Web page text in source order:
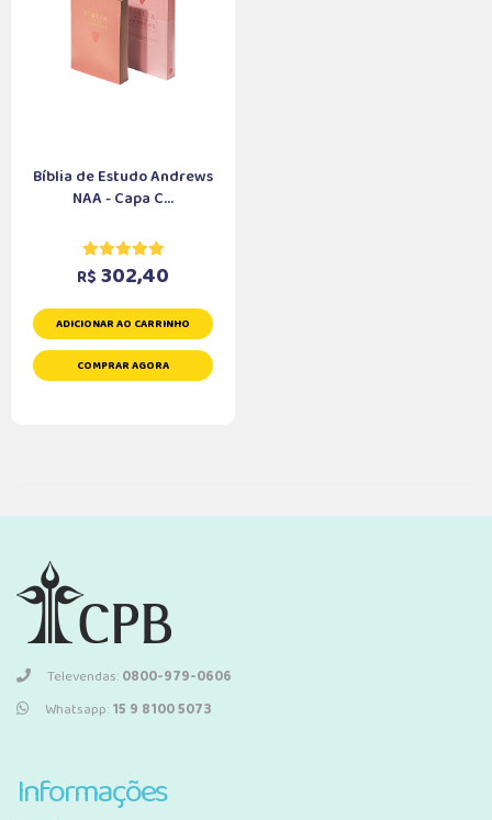
Bíblia de Estudo Andrews
NAA - Capa C...
R$ 302,40
ADICIONAR AO CARRINHO
COMPRAR AGORA
Televendas:0800-979-0606
Whatsapp:15 9 8100 5073
Informações